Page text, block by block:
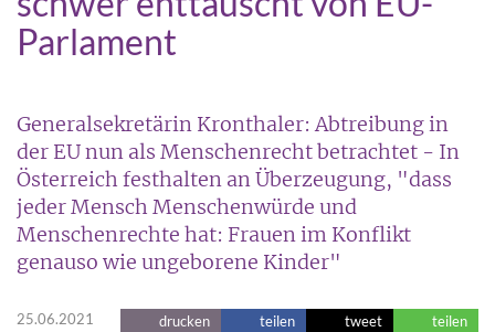
Parlament
Generalsekretärin Kronthaler: Abtreibung in
der EU nun als Menschenrecht betrachtet - In
Österreich festhalten an Überzeugung, "dass
jeder Mensch Menschenwürde und
Menschenrechte hat: Frauen im Konflikt
genauso wie ungeborene Kinder"
25.06.2021 drucken teilen tweet teilen